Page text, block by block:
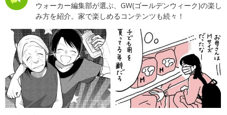
ウォーカー編集部が選ぶ、GW(ゴールデンウィーク)の楽し
み方を紹介。家で楽しめるコンテンツも続々！